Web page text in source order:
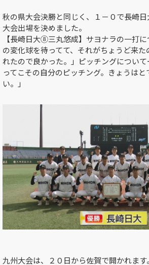
秋の県大会決勝と同じく、１－０で長崎
大会出場を決めました。
【長崎日大⑧三丸悠成】サヨナラの一打
の変化球を待ってて、それがちょうど来
れたので良かった。」ピッチングについ
ってこその自分のピッチング。きょうは
い。」
九州大会は、２０日から佐賀で開かれま